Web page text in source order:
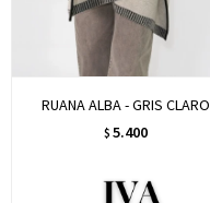
RUANA ALBA - GRIS CLARO
$ 5.400